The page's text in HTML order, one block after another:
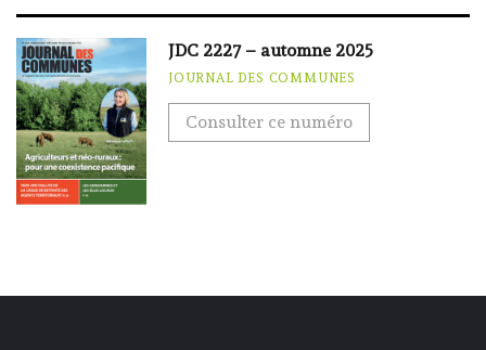
JDC 2227 – automne 2025
JOURNAL DES COMMUNES
Consulter ce numéro